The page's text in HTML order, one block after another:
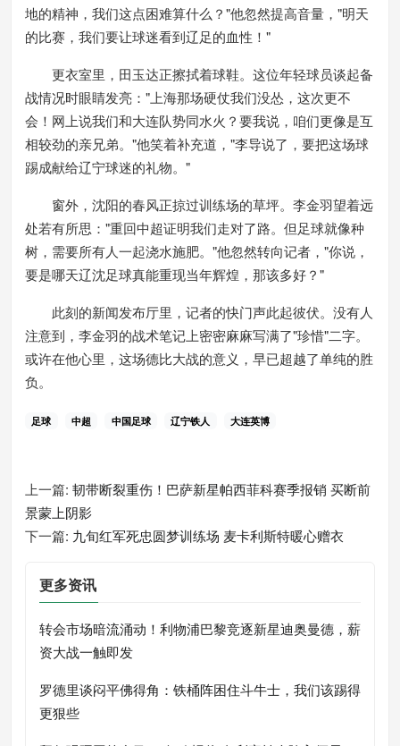
地的精神，我们这点困难算什么？"他忽然提高音量，"明天
的比赛，我们要让球迷看到辽足的血性！"
更衣室里，田玉达正擦拭着球鞋。这位年轻球员谈起备
战情况时眼睛发亮："上海那场硬仗我们没怂，这次更不
会！网上说我们和大连队势同水火？要我说，咱们更像是互
相较劲的亲兄弟。"他笑着补充道，"李导说了，要把这场球
踢成献给辽宁球迷的礼物。"
窗外，沈阳的春风正掠过训练场的草坪。李金羽望着远
处若有所思："重回中超证明我们走对了路。但足球就像种
树，需要所有人一起浇水施肥。"他忽然转向记者，"你说，
要是哪天辽沈足球真能重现当年辉煌，那该多好？"
此刻的新闻发布厅里，记者的快门声此起彼伏。没有人
注意到，李金羽的战术笔记上密密麻麻写满了"珍惜"二字。
或许在他心里，这场德比大战的意义，早已超越了单纯的胜
负。
足球 中超 中国足球 辽宁铁人 大连英博
上一篇: 韧带断裂重伤！巴萨新星帕西菲科赛季报销 买断前
景蒙上阴影
下一篇: 九旬红军死忠圆梦训练场 麦卡利斯特暖心赠衣
更多资讯
转会市场暗流涌动！利物浦巴黎竞逐新星迪奥曼德，薪
资大战一触即发
罗德里谈闷平佛得角：铁桶阵困住斗牛士，我们该踢得
更狠些